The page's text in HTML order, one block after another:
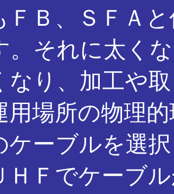
ＦＢ、ＳＦＡ
。それに太く
なり、加工や
用場所の物理
ケーブルを選
ＨＦでケーブ